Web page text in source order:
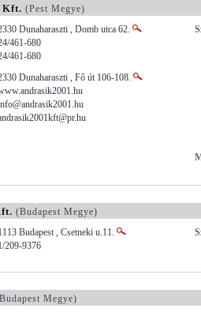
Kft. (Pest Megye)
Dunaharaszti , Domb utca 62.
461-680
461-680
Dunaharaszti , Fő út 106-108.
(Budapest Megye)
Budapest , Csetneki u.11.
209-9376
Megye)